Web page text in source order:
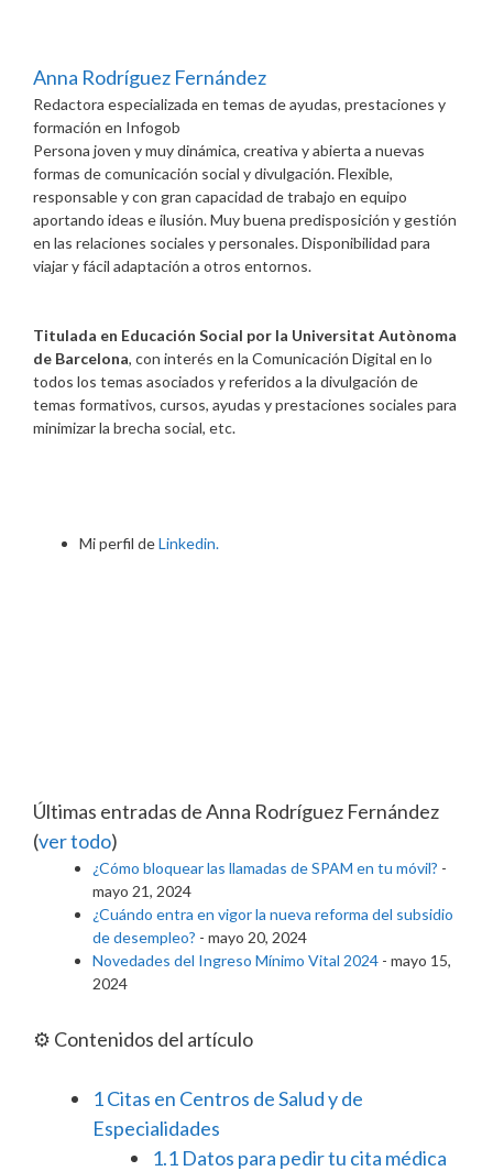
Anna Rodríguez Fernández
Redactora especializada en temas de ayudas, prestaciones y
formación en Infogob
Persona joven y muy dinámica, creativa y abierta a nuevas
formas de comunicación social y divulgación. Flexible,
responsable y con gran capacidad de trabajo en equipo
aportando ideas e ilusión. Muy buena predisposición y gestión
en las relaciones sociales y personales. Disponibilidad para
viajar y fácil adaptación a otros entornos.
Titulada en Educación Social por la Universitat Autònoma
de Barcelona, con interés en la Comunicación Digital en lo
todos los temas asociados y referidos a la divulgación de
temas formativos, cursos, ayudas y prestaciones sociales para
minimizar la brecha social, etc.
Mi perfil deLinkedin.
Últimas entradas de Anna Rodríguez Fernández
(ver todo)
¿Cómo bloquear las llamadas de SPAM en tu móvil? -
mayo 21, 2024
¿Cuándo entra en vigor la nueva reforma del subsidio
de desempleo? - mayo 20, 2024
Novedades del Ingreso Mínimo Vital 2024 - mayo 15,
2024
⚙️ Contenidos del artículo
1Citas en Centros de Salud y de
Especialidades
1.1 Datos para pedir tu cita médica